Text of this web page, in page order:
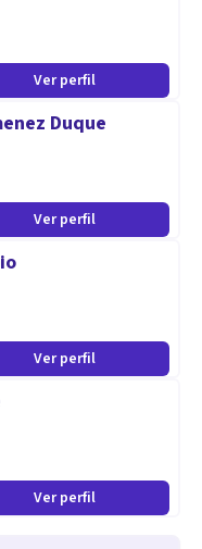
Ver perfil
Duque
Ver perfil
Ver perfil
Ver perfil